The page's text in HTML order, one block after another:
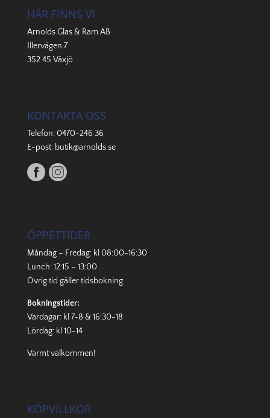
HÄR FINNS VI
Arnolds Glas & Ram AB
Illervägen 7
352 45 Växjö
KONTAKTA OSS
Telefon:0470-246 36
E-post: butik@arnolds.se
ÖPPETTIDER
Måndag – Fredag: kl 08:00-16:30
Lunch: 12:15 – 13:00
Övrig tid gällertidsbokning.
Bokningstider:
Vardagar: kl 7-8 & 16:30-18
Lördag: kl 10-14
Varmt välkommen!
KÖPVILLKOR